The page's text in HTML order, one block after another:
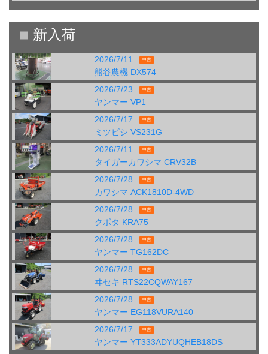
2026/7/11 中古
熊谷農機 DX574
2026/7/23
中古
ヤンマー VP1
2026/7/17
中古
ミツビシ VS231G
2026/7/11
中古
タイガーカワシマ CRV32B
2026/7/28
中古
カワシマ ACK1810D-4WD
2026/7/28
中古
クボタ KRA75
2026/7/28
中古
ヤンマー TG162DC
2026/7/28
中古
ヰセキ RTS22CQWAY167
2026/7/28
中古
ヤンマー EG118VURA140
2026/7/17
中古
ヤンマー YT333ADYUQHEB18DS